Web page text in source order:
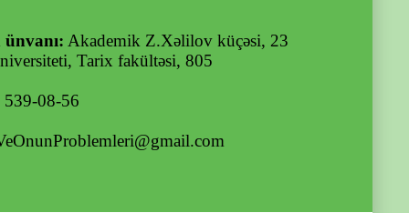
ünvanı: Akademik Z.Xəlilov küçəsi, 23
Tarix fakültəsi, 805
539-08-56